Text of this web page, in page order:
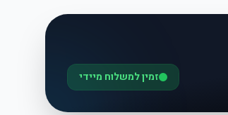
זמין למשלוח מיידי